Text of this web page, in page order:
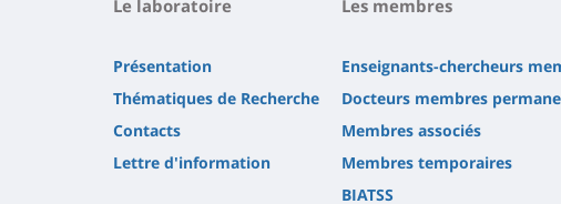
Le laboratoire
Présentation
Thématiques de Recherche
Contacts
Lettre d'information
Les membres
Enseignants-chercheurs
Docteurs membres
Membres associés
Membres temporaires
BIATSS